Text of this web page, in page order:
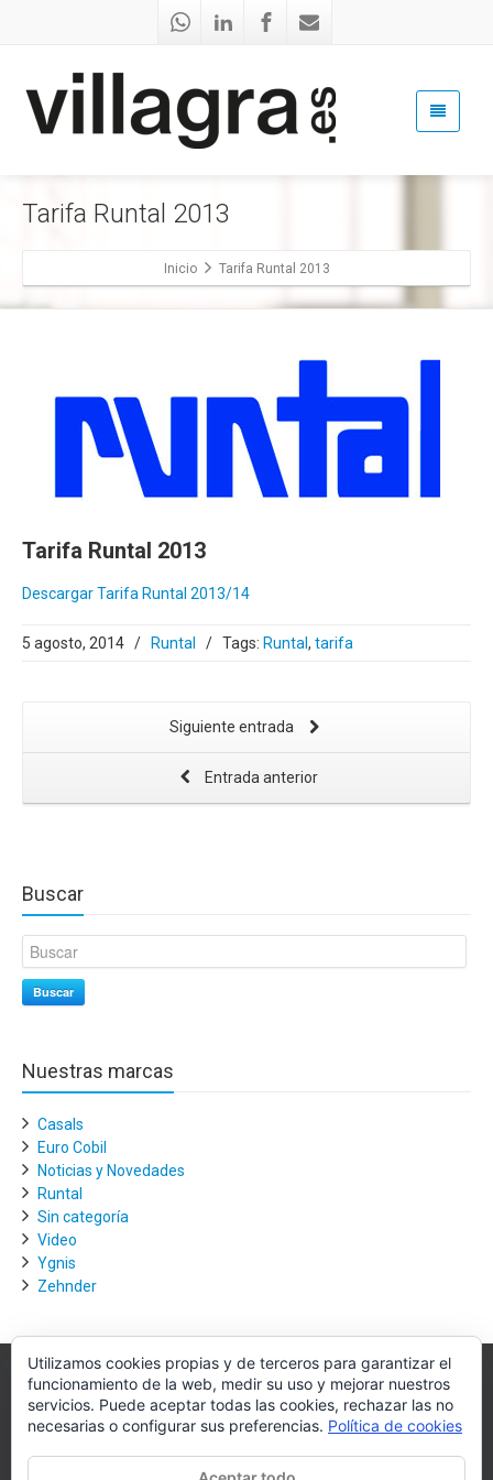
Tarifa Runtal 2013
Inicio Tarifa Runtal 2013
Tarifa Runtal 2013
Descargar Tarifa Runtal 2013/14
5 agosto, 2014 / Runtal / Tags: Runtal, tarifa
Siguiente entrada
Entrada anterior
Buscar
Buscar
Nuestras marcas
Casals
Euro Cobil
Noticias y Novedades
Runtal
Sin categoría
Video
Ygnis
Zehnder
Villagra.es
mercado de la climatización y edificación.
Utilizamos cookies propias y de terceros para garantizar el
funcionamiento de la web, medir su uso y mejorar nuestros
servicios. Puede aceptar todas las cookies, rechazar las no
necesarias o configurar sus preferencias. Política de cookies